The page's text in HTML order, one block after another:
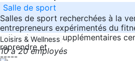
Salle de sport
Salles de sport recherchées à la
entrepreneurs expérimentés du
salles de sport supplémentaires
reprendre et
-----
Loisirs & Wellness
10 à 20 employés